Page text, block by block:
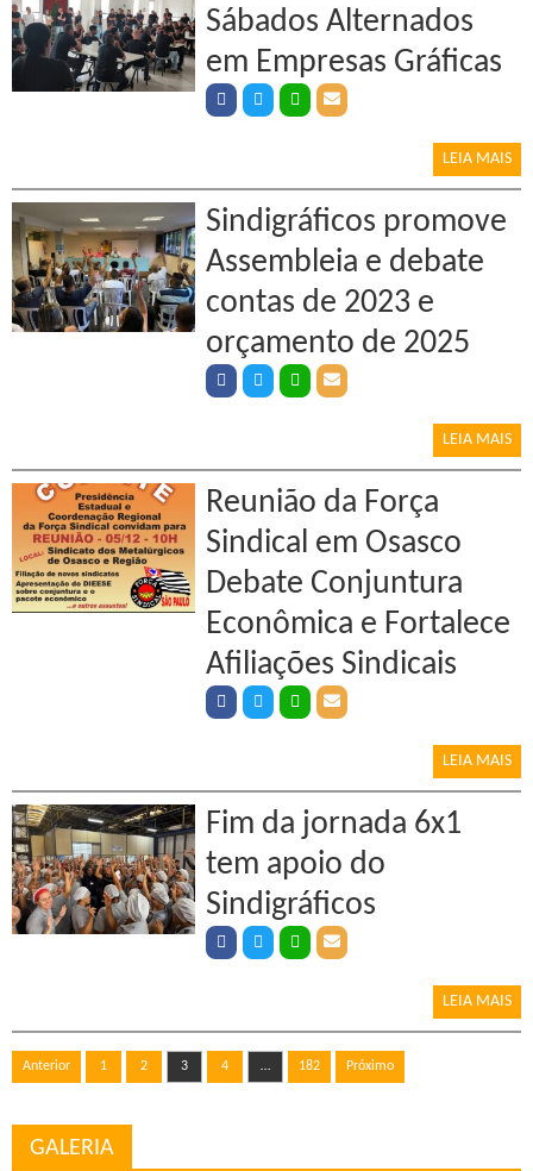
Sábados Alternados
em Empresas Gráficas
LEIA MAIS
Sindigráficos promove
Assembleia e debate
contas de 2023 e
orçamento de 2025
LEIA MAIS
Reunião da Força
Sindical em Osasco
Debate Conjuntura
Econômica e Fortalece
Afiliações Sindicais
LEIA MAIS
Fim da jornada 6x1
tem apoio do
Sindigráficos
LEIA MAIS
Paginação de posts
Anterior 1 2 3 4 … 182 Próximo
GALERIA